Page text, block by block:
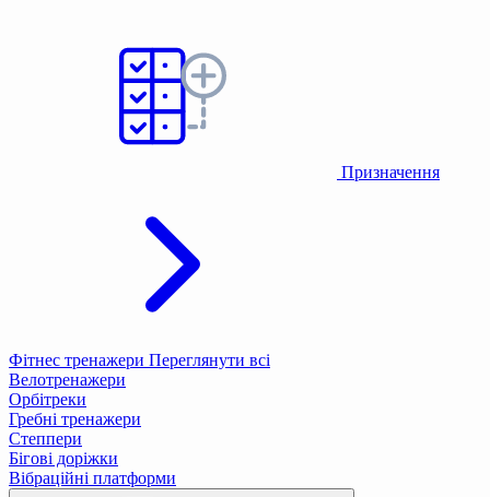
Призначення
Фітнес тренажери Переглянути всі
Велотренажери
Орбітреки
Гребні тренажери
Степпери
Бігові доріжки
Вібраційні платформи